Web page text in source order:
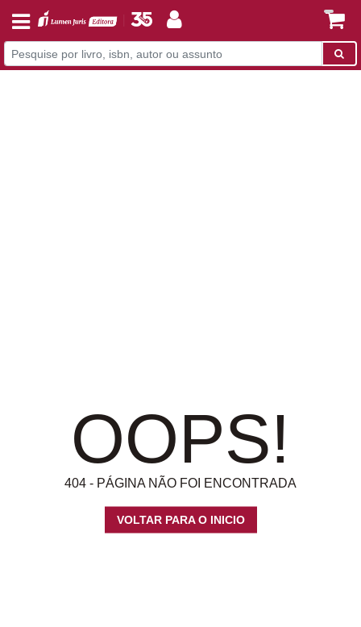
OOPS!
404 - PÁGINA NÃO FOI ENCONTRADA
VOLTAR PARA O INICIO